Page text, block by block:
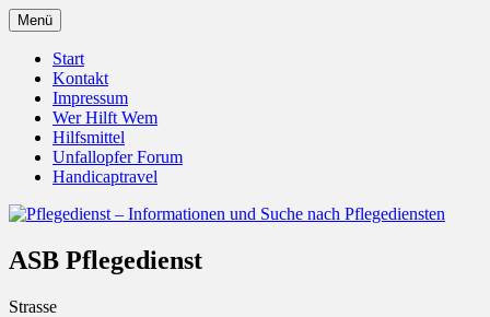
Zum
Inhalt
springen
Pflegedienst – Informationen
und Suche nach Pflegediensten
Unfallopfer – Hilfswerk
Menü
Start
Kontakt
Impressum
Wer Hilft Wem
Hilfsmittel
Unfallopfer Forum
Handicaptravel
ASB Pflegedienst
Strasse